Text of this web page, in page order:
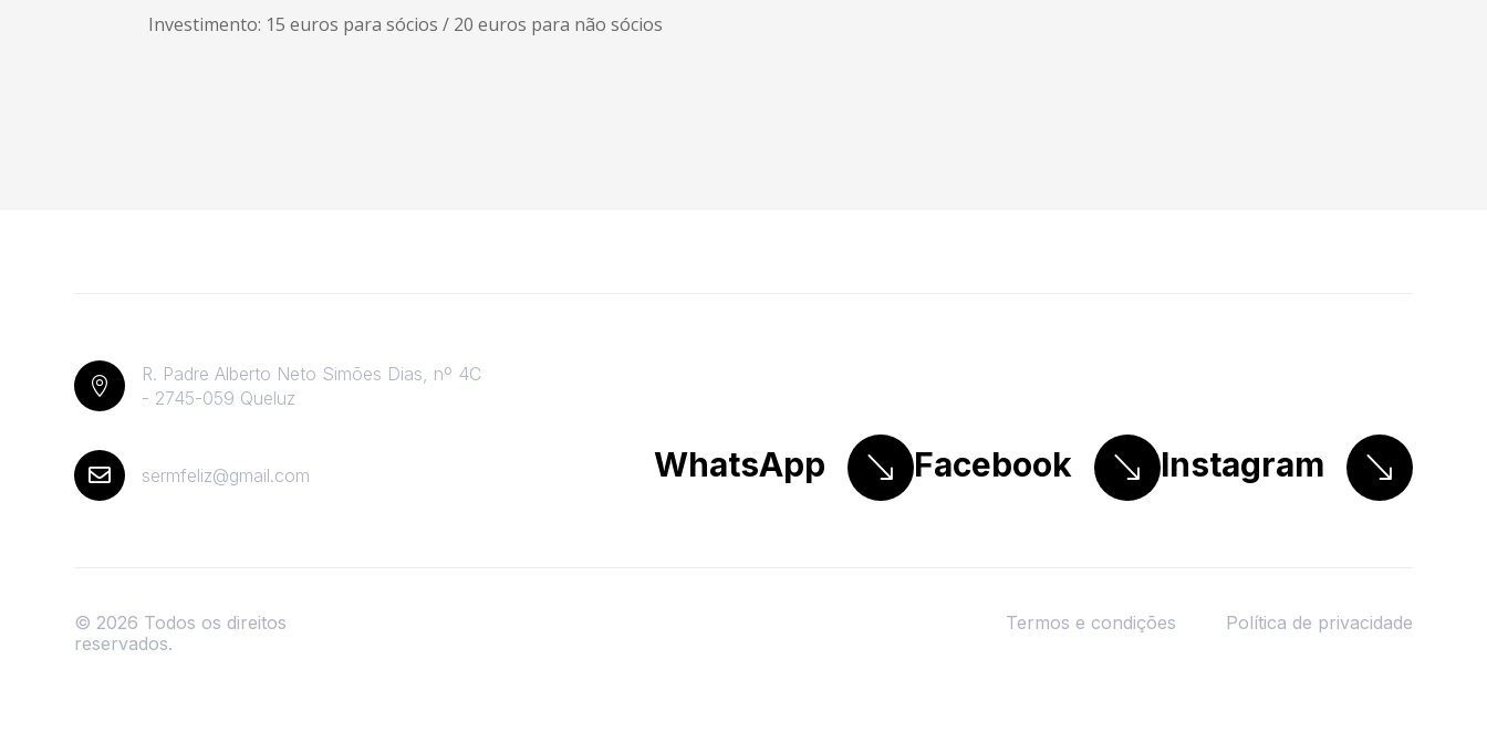
Investimento: 15 euros para sócios / 20 euros para não sócios

R. Padre Alberto Neto Simões Dias, nº 4C
- 2745-059 Queluz
 sermfeliz@gmail.com WhatsApp Facebook Instagram
© 2026 Todos os direitos
reservados.
Termos e condições Política de privacidade